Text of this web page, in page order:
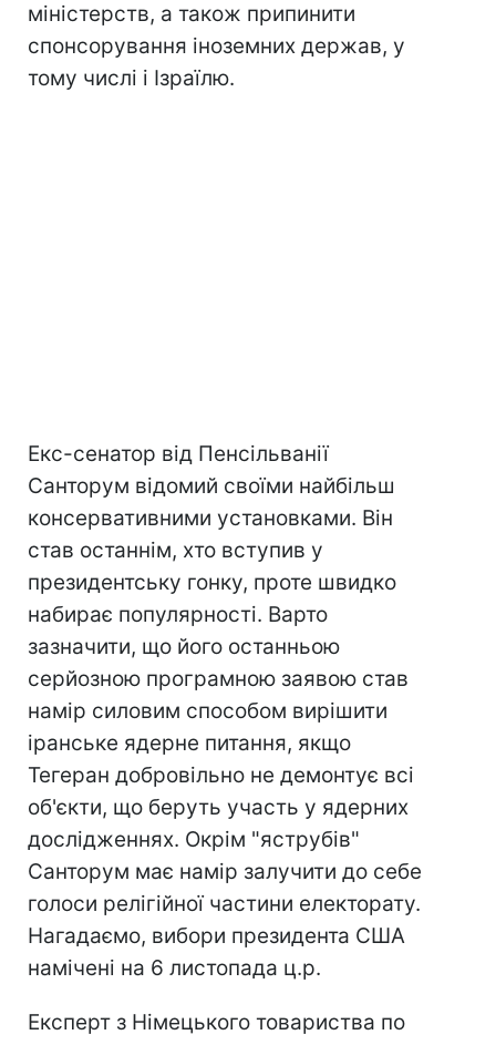
міністерств, а також припинити
спонсорування іноземних держав, у
тому числі і Ізраїлю.
Екс-сенатор від Пенсільванії
Санторум відомий своїми найбільш
консервативними установками. Він
став останнім, хто вступив у
президентську гонку, проте швидко
набирає популярності. Варто
зазначити, що його останньою
серйозною програмною заявою став
намір силовим способом вирішити
іранське ядерне питання, якщо
Тегеран добровільно не демонтує всі
об'єкти, що беруть участь у ядерних
дослідженнях. Окрім "яструбів"
Санторум має намір залучити до себе
голоси релігійної частини електорату.
Нагадаємо, вибори президента США
намічені на 6 листопада ц.р.
Експерт з Німецького товариства по